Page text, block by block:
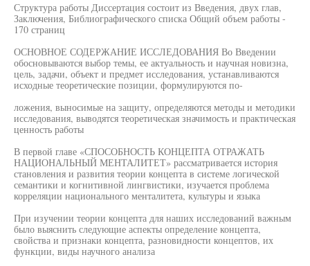
Структура работы Диссертация состоит из Введения, двух глав,
Заключения, Библиографического списка Общий объем работы -
170 страниц
ОСНОВНОЕ СОДЕРЖАНИЕ ИССЛЕДОВАНИЯ Во Введении
обосновываются выбор темы, ее актуальность и научная новизна,
цель, задачи, объект и предмет исследования, устанавливаются
исходные теоретические позиции, формулируются по-
ложения, выносимые на защиту, определяются методы и методики
исследования, выводятся теоретическая значимость и практическая
ценность работы
В первой главе «СПОСОБНОСТЬ КОНЦЕПТА ОТРАЖАТЬ
НАЦИОНАЛЬНЫЙ МЕНТАЛИТЕТ» рассматривается история
становления и развития теории концепта в системе логической
семантики и когнитивной лингвистики, изучается проблема
корреляции национального менталитета, культуры и языка
При изучении теории концепта для наших исследований важным
было выяснить следующие аспекты определение концепта,
свойства и признаки концепта, разновидности концептов, их
функции, виды научного анализа